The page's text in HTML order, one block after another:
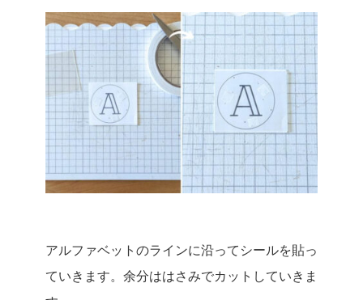
アルファベットのラインに沿ってシールを貼っ
ていきます。余分ははさみでカットしていきま